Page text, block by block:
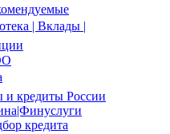
| Вклады |
кредиты России
кредита